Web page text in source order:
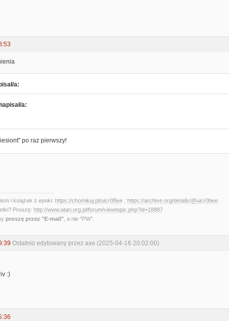
a:
a:
po raz pierwszy!
i książek z epoki: https://chomikuj.pl/uicr0Bee ; https://archive.org/details/@uicr0bee
Proszę: http://www.atari.org.pl/forum/viewtopic.php?id=18887
proszę przez "E-mail" , a nie "PW".
Ostatnio edytowany przez axe (2025-04-16 20:02:00)
:)